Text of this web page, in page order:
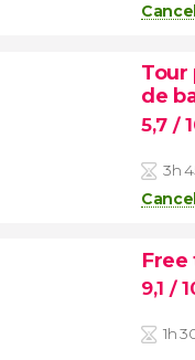
Tour
de
5,7 /
3h
9,1 /
1h